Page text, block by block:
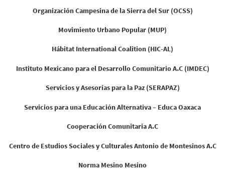
Organización Campesina de la Sierra del Sur (OCSS)
Movimiento Urbano Popular (MUP)
Hábitat International Coalition (HIC-AL)
Instituto Mexicano para el Desarrollo Comunitario A.C (IMDEC)
Servicios y Asesorías para la Paz (SERAPAZ)
Servicios para una Educación Alternativa – Educa Oaxaca
Cooperación Comunitaria A.C
Centro de Estudios Sociales y Culturales Antonio de Montesinos A.C
Norma Mesino Mesino